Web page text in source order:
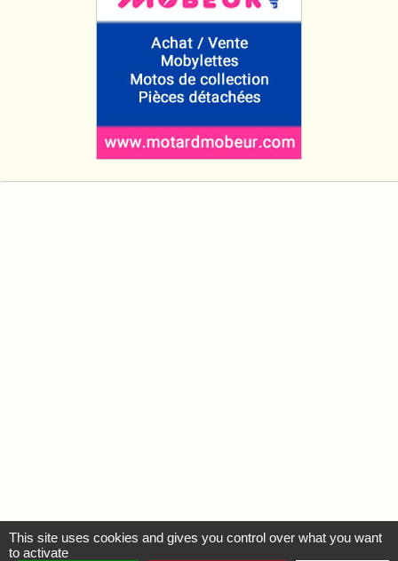
This site uses cookies and gives you control over what you want
to activate